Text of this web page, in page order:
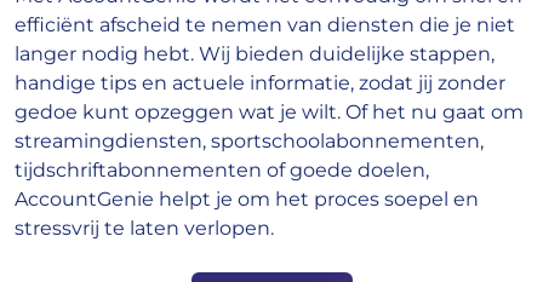
efficiënt afscheid te nemen van diensten die je niet
langer nodig hebt. Wij bieden duidelijke stappen,
handige tips en actuele informatie, zodat jij zonder
gedoe kunt opzeggen wat je wilt. Of het nu gaat om
streamingdiensten, sportschoolabonnementen,
tijdschriftabonnementen of goede doelen,
AccountGenie helpt je om het proces soepel en
stressvrij te laten verlopen.